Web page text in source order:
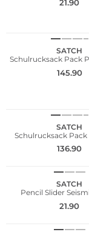
21.90
SATCH
Schulrucksack Pack
145.90
SATCH
Schulrucksack Pack
136.90
SATCH
Pencil Slider
21.90